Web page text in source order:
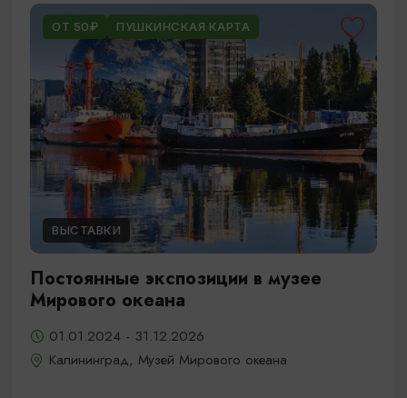
ОТ 50₽ ПУШКИНСКАЯ КАРТА
ВЫСТАВКИ
Постоянные экспозиции в музее
Мирового океана
01.01.2024 - 31.12.2026
Калининград, Музей Мирового океана